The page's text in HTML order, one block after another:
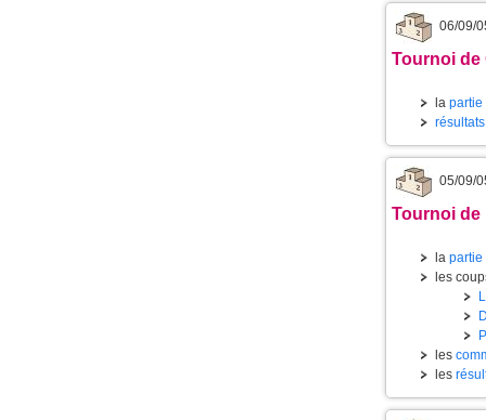
06/09/
Tournoi de
la partie
05/09/
Tournoi de
la partie
les
les
les